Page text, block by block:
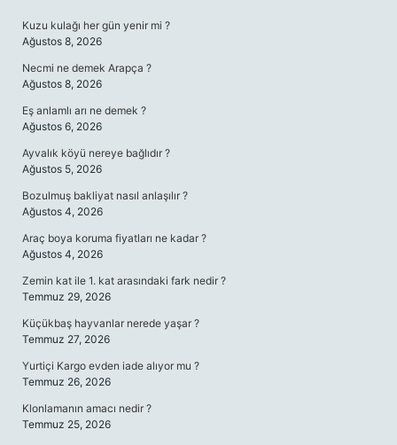
Kuzu kulağı her gün yenir mi ?
Ağustos 8, 2026
Necmi ne demek Arapça ?
Ağustos 8, 2026
Eş anlamlı arı ne demek ?
Ağustos 6, 2026
Ayvalık köyü nereye bağlıdır ?
Ağustos 5, 2026
Bozulmuş bakliyat nasıl anlaşılır ?
Ağustos 4, 2026
Araç boya koruma fiyatları ne kadar ?
Ağustos 4, 2026
Zemin kat ile 1. kat arasındaki fark nedir ?
Temmuz 29, 2026
Küçükbaş hayvanlar nerede yaşar ?
Temmuz 27, 2026
Yurtiçi Kargo evden iade alıyor mu ?
Temmuz 26, 2026
Klonlamanın amacı nedir ?
Temmuz 25, 2026